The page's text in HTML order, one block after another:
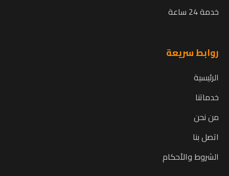
خدمة 24 ساعة
روابط سريعة
الرئيسية
خدماتنا
من نحن
اتصل بنا
الشروط والأحكام